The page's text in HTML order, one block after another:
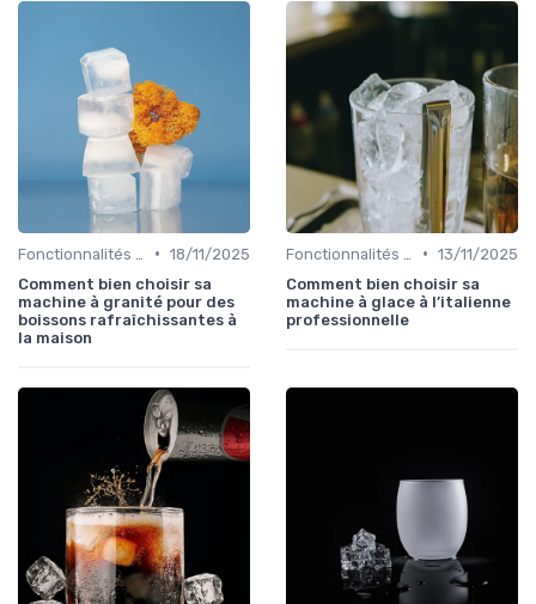
• 18/11/2025
Comment bien choisir sa
machine à granité pour des
boissons rafraîchissantes à
la maison
• 13/11/2025
Comment bien choisir sa
machine à glace à l’italienne
professionnelle